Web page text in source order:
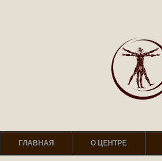
ГЛАВНАЯ О ЦЕНТРЕ